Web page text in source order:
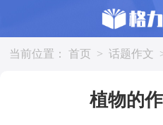
当前位置： 首页 > 话题作文
植物的